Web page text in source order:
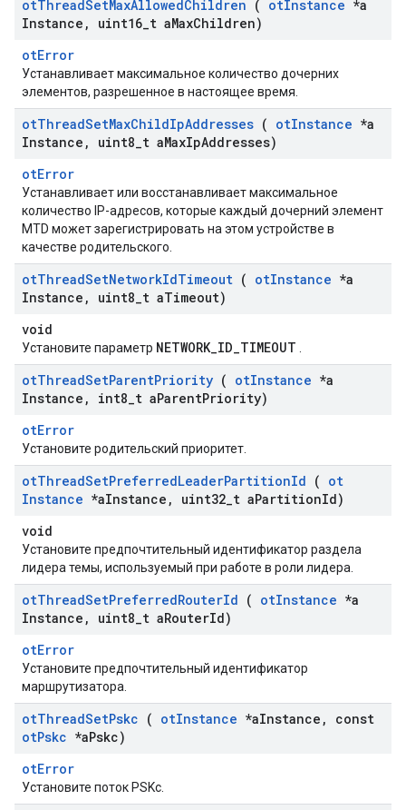
otThreadSetMaxAllowed Children ( otInstance *a
Instance , uint16 t aMaxChildren)
otError
Устанавливает максимальное количество дочерних
элементов, разрешенное в настоящее время.
otThreadSetMaxChildIpAddresses ( otInstance *a
Instance , uint8 t aMaxIpAddresses)
otError
Устанавливает или восстанавливает максимальное
количество IP-адресов, которые каждый дочерний элемент
MTD может зарегистрировать на этом устройстве в
качестве родительского.
otThreadSetNetworkIdTimeout ( otInstance *a
Instance , uint8 t aTimeout)
void
Установите параметр NETWORK_ID_TIMEOUT
otThreadSetParentPriority ( otInstance *a
Instance , int8 t aParentPriority)
otError
Установите родительский приоритет.
otThreadSetPreferredLeaderPartitionId ( ot
Instance *aInstance , uint32 t aPartitionId)
void
Установите предпочтительный идентификатор раздела
лидера темы, используемый при работе в роли лидера.
otThreadSetPreferredRouterId ( otInstance *a
Instance , uint8 t aRouterId)
otError
Установите предпочтительный идентификатор
маршрутизатора.
otThreadSetPskc ( otInstance *aInstance ,
const
otPskc *aPskc)
otError
Установите поток PSKc.